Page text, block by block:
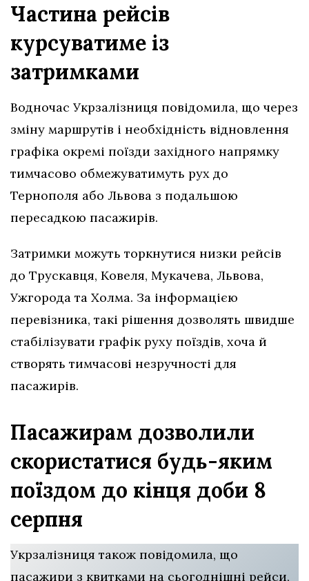
Частина рейсів
курсуватиме із
затримками
Водночас Укрзалізниця повідомила, що через
зміну маршрутів і необхідність відновлення
графіка окремі поїзди західного напрямку
тимчасово обмежуватимуть рух до
Тернополя або Львова з подальшою
пересадкою пасажирів.
Затримки можуть торкнутися низки рейсів
до Трускавця, Ковеля, Мукачева, Львова,
Ужгорода та Холма. За інформацією
перевізника, такі рішення дозволять швидше
стабілізувати графік руху поїздів, хоча й
створять тимчасові незручності для
пасажирів.
Пасажирам дозволили
скористатися будь-яким
поїздом до кінця доби 8
серпня
Укрзалізниця також повідомила, що
пасажири з квитками на сьогоднішні рейси,